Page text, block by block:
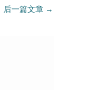
后一篇文章 →